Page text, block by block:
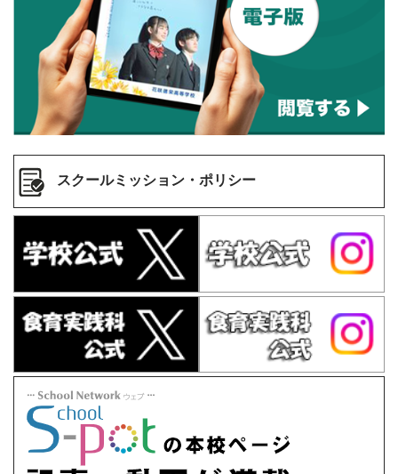
スクールミッション・ポリシー